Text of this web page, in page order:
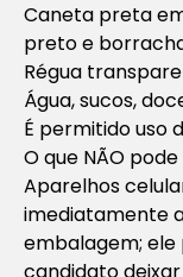
Caneta preta
preto e
Régua
Água, sucos,
É permitido uso
O que NÃO
Aparelhos
imediatamente
embalagem;
candidato